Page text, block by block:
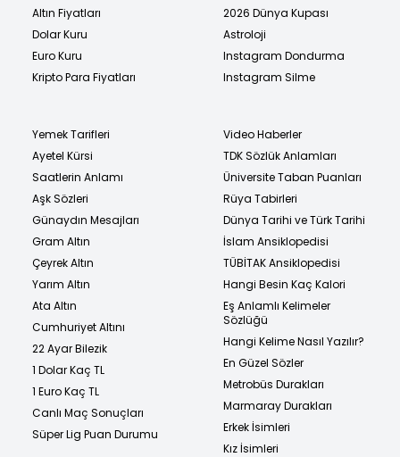
Altın Fiyatları
Dolar Kuru
Euro Kuru
Kripto Para Fiyatları
2026 Dünya Kupası
Astroloji
Instagram Dondurma
Instagram Silme
Yemek Tarifleri
Ayetel Kürsi
Saatlerin Anlamı
Aşk Sözleri
Günaydın Mesajları
Gram Altın
Çeyrek Altın
Yarım Altın
Ata Altın
Cumhuriyet Altını
22 Ayar Bilezik
1 Dolar Kaç TL
1 Euro Kaç TL
Canlı Maç Sonuçları
Süper Lig Puan Durumu
Video Haberler
TDK Sözlük Anlamları
Üniversite Taban Puanları
Rüya Tabirleri
Dünya Tarihi ve Türk Tarihi
İslam Ansiklopedisi
TÜBİTAK Ansiklopedisi
Hangi Besin Kaç Kalori
Eş Anlamlı Kelimeler
Sözlüğü
Hangi Kelime Nasıl Yazılır?
En Güzel Sözler
Metrobüs Durakları
Marmaray Durakları
Erkek İsimleri
Kız İsimleri